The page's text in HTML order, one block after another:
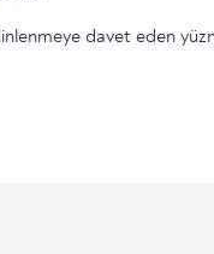
davet eden